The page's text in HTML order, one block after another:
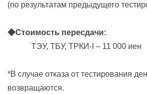
(по результатам предыдущего
◆Стоимость пересдачи:
ТЭУ, ТБУ, ТРКИ-I – 11 000 иен
*В случае отказа от тестирования
возвращаются.